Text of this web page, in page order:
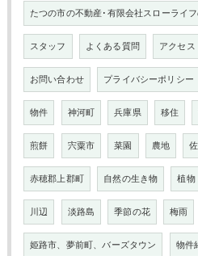
たつの市の不動産･有限会社スローライ
スタッフ よくある質問 アクセス
お問い合わせ プライバシーポリシー
物件 神河町 兵庫県 移住
煎餅 宍粟市 菜園 農地
赤穂郡上郡町 自然の生き物 植物
川辺 淡路島 季節の花 梅雨
姫路市、夢前町、バーズタウン 物件